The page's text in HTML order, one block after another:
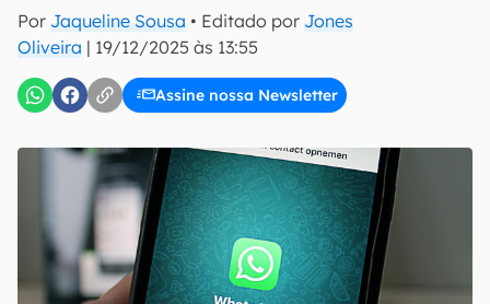
Por Jaqueline Sousa • Editado por Jones
Oliveira | 19/12/2025 às 13:55
Assine nossa Newsletter
inscreva-se
Confirmo que li, aceito e concordo com os Termos de
Uso e Política de Privacidade do Canaltech.